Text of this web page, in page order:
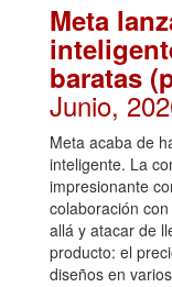
Meta
baratas
Junio,
Meta acaba de
inteligente. La
impresionante
colaboración
allá y atacar de
producto: el
diseños en